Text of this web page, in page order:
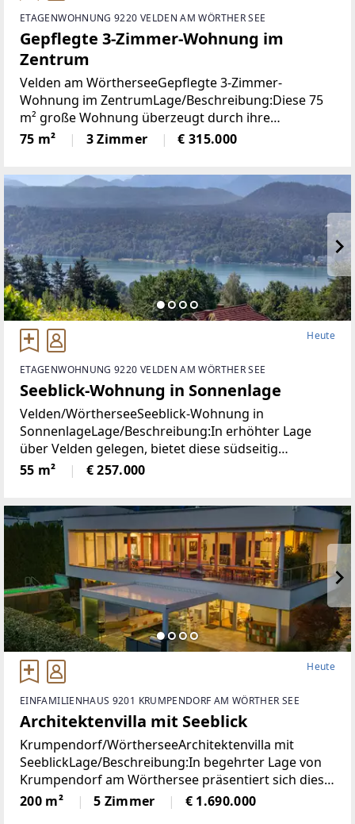
ETAGENWOHNUNG 9220 VELDEN AM WÖRTHER SEE
Gepflegte 3-Zimmer-Wohnung im
Zentrum
Velden am WörtherseeGepflegte 3-Zimmer-
Wohnung im ZentrumLage/Beschreibung:Diese 75
m² große Wohnung überzeugt durch ihre
durchdachte Raumaufteilung und ihre
ausgezeichnete Lage im Zentrum von Velden. Zwei
75 m² 3 Zimmer € 315.000
Heute
ETAGENWOHNUNG 9220 VELDEN AM WÖRTHER SEE
Seeblick-Wohnung in Sonnenlage
Velden/WörtherseeSeeblick-Wohnung in
SonnenlageLage/Beschreibung:In erhöhter Lage
über Velden gelegen, bietet diese südseitig
ausgerichtete Wohnung angenehme
Lichtverhältnisse und einen schönen Blick auf den
55 m² € 257.000
Heute
EINFAMILIENHAUS 9201 KRUMPENDORF AM WÖRTHER SEE
Architektenvilla mit Seeblick
Krumpendorf/WörtherseeArchitektenvilla mit
SeeblickLage/Beschreibung:In begehrter Lage von
Krumpendorf am Wörthersee präsentiert sich diese
herausragende Architekten-Villa als ein wahres
Refugium für Anspruchsvolle. Die im Jahr 2010
200 m² 5 Zimmer € 1.690.000